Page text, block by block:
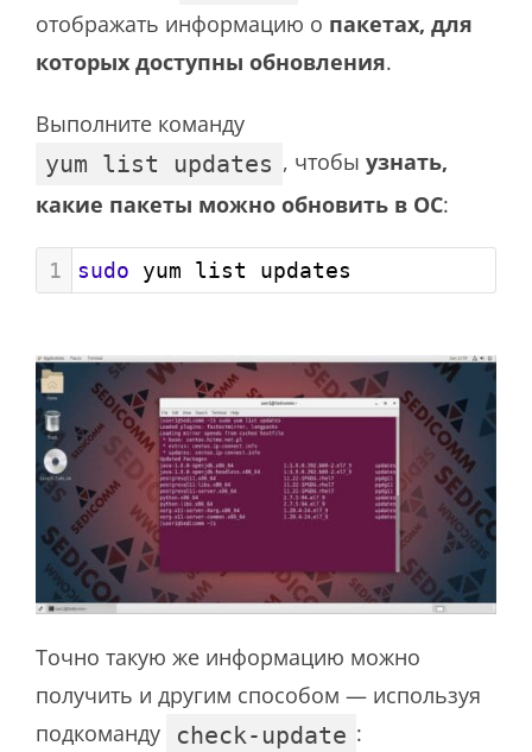
отображать информацию о пакетах, для
которых доступны обновления.
Выполните команду
yum list updates , чтобы узнать,
какие пакеты можно обновить в ОС:
1 sudo yum list updates
Точно такую же информацию можно
получить и другим способом — используя
подкоманду
check-update :